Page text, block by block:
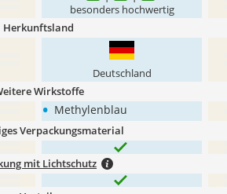
besonders hochwertig
Herkunftsland
Deutschland
Wirkstoffe
• Methylenblau
Verpackungsmaterial
mit Lichtschutz